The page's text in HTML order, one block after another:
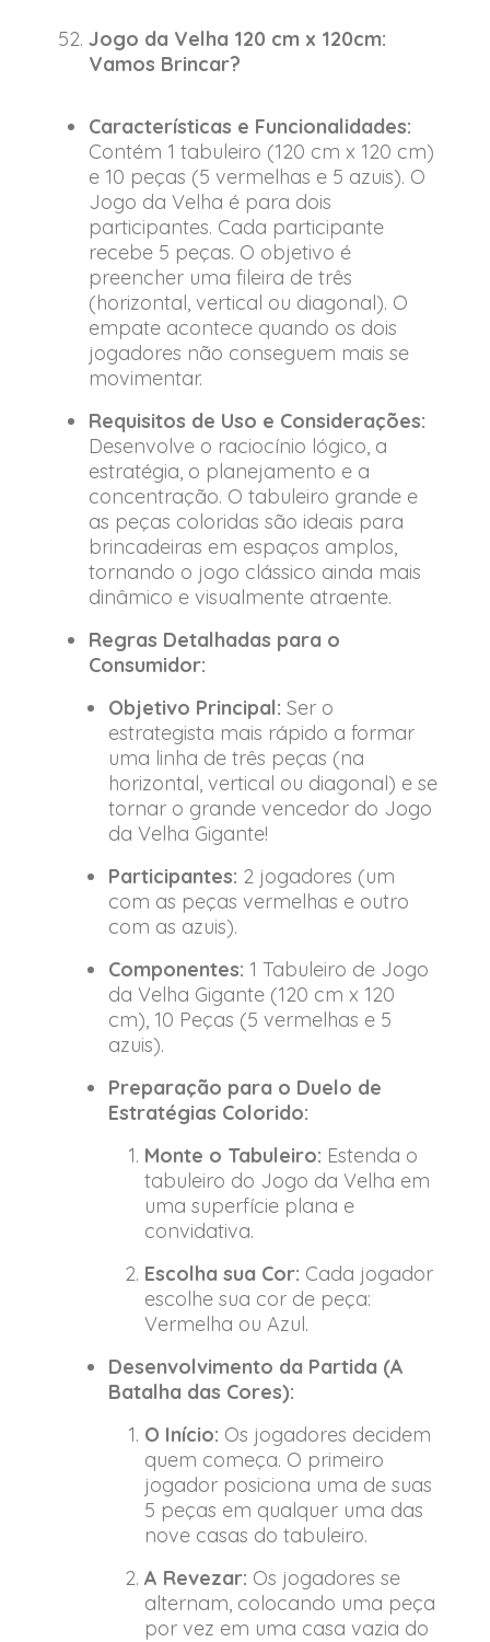
Jogo da Velha 120 cm x 120cm:
Vamos Brincar?
Características e Funcionalidades:
Contém 1 tabuleiro (120 cm x 120 cm)
e 10 peças (5 vermelhas e 5 azuis). O
Jogo da Velha é para dois
participantes. Cada participante
recebe 5 peças. O objetivo é
preencher uma fileira de três
(horizontal, vertical ou diagonal). O
empate acontece quando os dois
jogadores não conseguem mais se
movimentar.
Requisitos de Uso e Considerações:
Desenvolve o raciocínio lógico, a
estratégia, o planejamento e a
concentração. O tabuleiro grande e
as peças coloridas são ideais para
brincadeiras em espaços amplos,
tornando o jogo clássico ainda mais
dinâmico e visualmente atraente.
Regras Detalhadas para o
Consumidor:
Objetivo Principal: Ser o
estrategista mais rápido a formar
uma linha de três peças (na
horizontal, vertical ou diagonal) e se
tornar o grande vencedor do Jogo
da Velha Gigante!
Participantes: 2 jogadores (um
com as peças vermelhas e outro
com as azuis).
Componentes: 1 Tabuleiro de Jogo
da Velha Gigante (120 cm x 120
cm), 10 Peças (5 vermelhas e 5
azuis).
Preparação para o Duelo de
Estratégias Colorido:
Monte o Tabuleiro: Estenda o
tabuleiro do Jogo da Velha em
uma superfície plana e
convidativa.
Escolha sua Cor: Cada jogador
escolhe sua cor de peça:
Vermelha ou Azul.
Desenvolvimento da Partida (A
Batalha das Cores):
O Início: Os jogadores decidem
quem começa. O primeiro
jogador posiciona uma de suas
5 peças em qualquer uma das
nove casas do tabuleiro.
A Revezar: Os jogadores se
alternam, colocando uma peça
por vez em uma casa vazia do